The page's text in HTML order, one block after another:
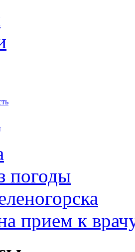
погоды
прием к